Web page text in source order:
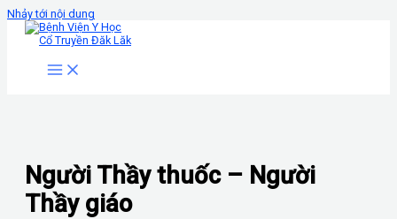
Nhảy tới nội dung
Người Thầy thuốc – Người
Thầy giáo